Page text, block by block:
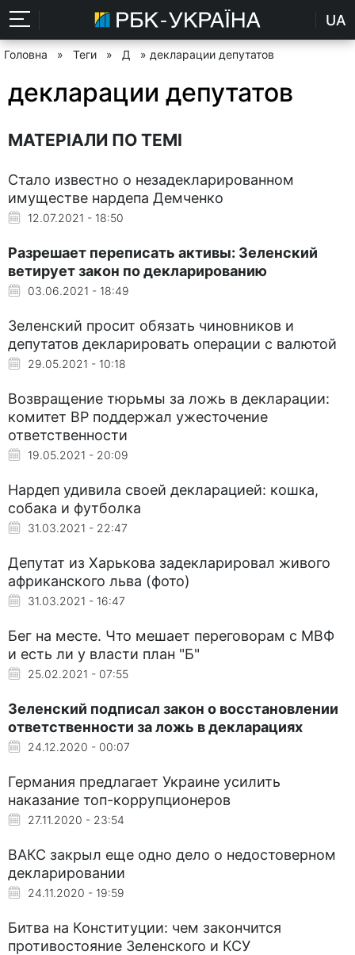
UA
Головна » Теги » Д » декларации депутатов
декларации депутатов
МАТЕРІАЛИ ПО ТЕМІ
Стало известно о незадекларированном
имуществе нардепа Демченко
12.07.2021 - 18:50
Разрешает переписать активы: Зеленский
ветирует закон по декларированию
03.06.2021 - 18:49
Зеленский просит обязать чиновников и
депутатов декларировать операции с валютой
29.05.2021 - 10:18
Возвращение тюрьмы за ложь в декларации:
комитет ВР поддержал ужесточение
ответственности
19.05.2021 - 20:09
Нардеп удивила своей декларацией: кошка,
собака и футболка
31.03.2021 - 22:47
Депутат из Харькова задекларировал живого
африканского льва (фото)
31.03.2021 - 16:47
Бег на месте. Что мешает переговорам с МВФ
и есть ли у власти план "Б"
25.02.2021 - 07:55
Зеленский подписал закон о восстановлении
ответственности за ложь в декларациях
24.12.2020 - 00:07
Германия предлагает Украине усилить
наказание топ-коррупционеров
27.11.2020 - 23:54
ВАКС закрыл еще одно дело о недостоверном
декларировании
24.11.2020 - 19:59
Битва на Конституции: чем закончится
противостояние Зеленского и КСУ